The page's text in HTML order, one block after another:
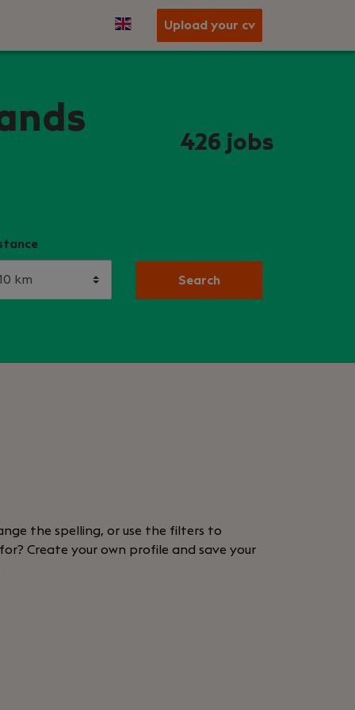
Upload your cv
426 jobs
Search
the spelling, or use the filters to
Create your own profile and save your